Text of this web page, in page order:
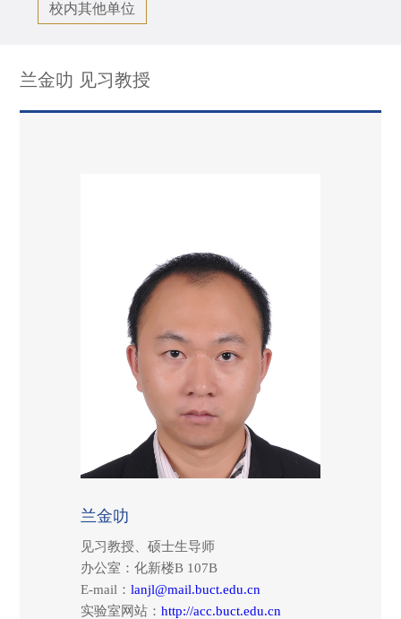
校内其他单位
兰金叻 见习教授
兰金叻
见习教授、硕士生导师
办公室：化新楼B 107B
E-mail ：lanjl@mail.buct.edu.cn
实验室网站：http://acc.buct.edu.cn